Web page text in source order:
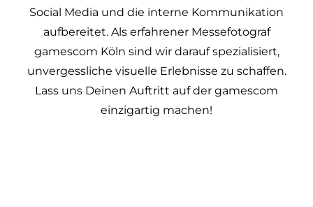
Social Media und die interne Kommunikation
aufbereitet. Als erfahrener Messefotograf
gamescom Köln sind wir darauf spezialisiert,
unvergessliche visuelle Erlebnisse zu schaffen.
Lass uns Deinen Auftritt auf der gamescom
einzigartig machen!